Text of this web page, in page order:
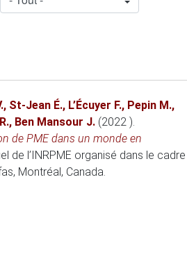
, St-Jean É., L’Écuyer F., Pepin M.,
, Ben Mansour J. (2022 ).
de PME dans un monde en
de l’INRPME organisé dans le cadre
, Montréal, Canada.